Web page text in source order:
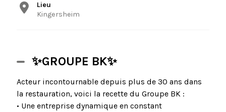
Lieu
Kingersheim
✨GROUPE BK✨
Acteur incontournable depuis plus de 30 ans dans
la restauration, voici la recette du Groupe BK :
• Une entreprise dynamique en constant